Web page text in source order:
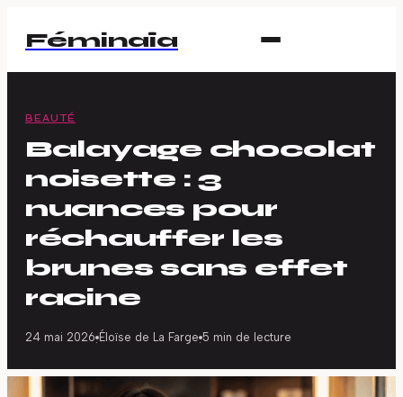
Féminaïa
BEAUTÉ
Balayage chocolat
noisette : 3
nuances pour
réchauffer les
brunes sans effet
racine
24 mai 2026· Éloïse de La Farge·5 min de lecture